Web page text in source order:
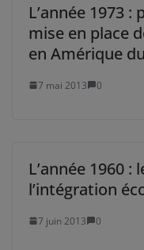
L’année 1973
mise en place
en Amérique
7 mai 2013 0
L’année 1960
l’intégration
7 juin 2013 0